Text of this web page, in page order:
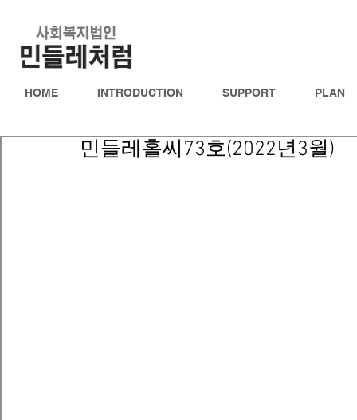
HOME INTRODUCTION SUPPORT PLAN
민들레홀씨73호(2022년3월)